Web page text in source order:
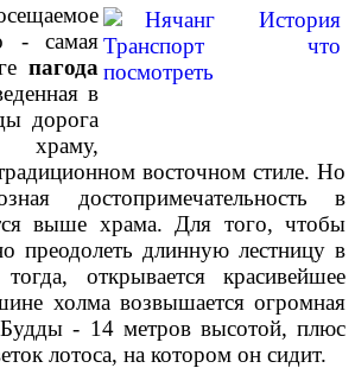
- самая
пагода
в
дорога
восточном стиле. Но
достопримечательность в
выше храма. Для того, чтобы
преодолеть длинную лестницу в
открывается красивейшее
холма возвышается огромная
Будды - 14 метров высотой, плюс
лотоса, на котором он сидит.